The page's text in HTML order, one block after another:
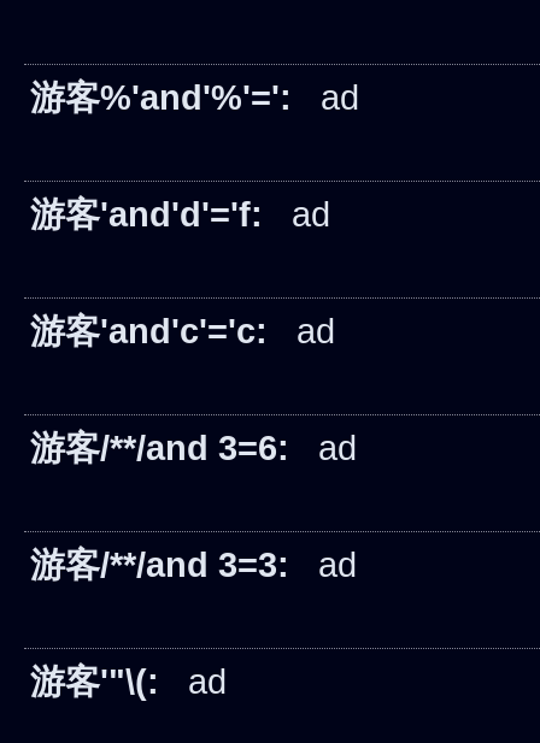
游客%'and'%'=': ad
游客'and'd'='f: ad
游客'and'c'='c: ad
游客/**/and 3=6: ad
游客/**/and 3=3: ad
游客'"\(: ad